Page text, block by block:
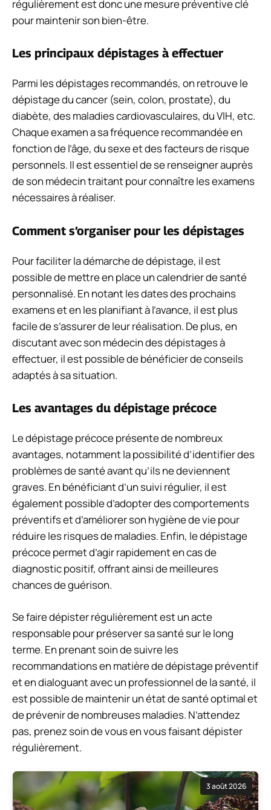
régulièrement est donc une mesure préventive clé
pour maintenir son bien-être.
Les principaux dépistages à effectuer
Parmi les dépistages recommandés, on retrouve le
dépistage du cancer (sein, colon, prostate), du
diabète, des maladies cardiovasculaires, du VIH, etc.
Chaque examen a sa fréquence recommandée en
fonction de l’âge, du sexe et des facteurs de risque
personnels. Il est essentiel de se renseigner auprès
de son médecin traitant pour connaître les examens
nécessaires à réaliser.
Comment s’organiser pour les dépistages
Pour faciliter la démarche de dépistage, il est
possible de mettre en place un calendrier de santé
personnalisé. En notant les dates des prochains
examens et en les planifiant à l’avance, il est plus
facile de s’assurer de leur réalisation. De plus, en
discutant avec son médecin des dépistages à
effectuer, il est possible de bénéficier de conseils
adaptés à sa situation.
Les avantages du dépistage précoce
Le dépistage précoce présente de nombreux
avantages, notamment la possibilité d’identifier des
problèmes de santé avant qu’ils ne deviennent
graves. En bénéficiant d’un suivi régulier, il est
également possible d’adopter des comportements
préventifs et d’améliorer son hygiène de vie pour
réduire les risques de maladies. Enfin, le dépistage
précoce permet d’agir rapidement en cas de
diagnostic positif, offrant ainsi de meilleures
chances de guérison.
Se faire dépister régulièrement est un acte
responsable pour préserver sa santé sur le long
terme. En prenant soin de suivre les
recommandations en matière de dépistage préventif
et en dialoguant avec un professionnel de la santé, il
est possible de maintenir un état de santé optimal et
de prévenir de nombreuses maladies. N’attendez
pas, prenez soin de vous en vous faisant dépister
régulièrement.
3 août 2026